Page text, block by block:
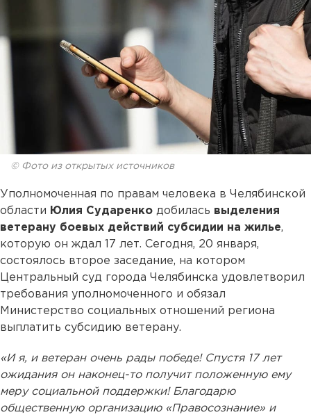
© Фото из открытых источников
Уполномоченная по правам человека в Челябинской
области Юлия Сударенко добилась выделения
ветерану боевых действий субсидии на жилье,
которую он ждал 17 лет. Сегодня, 20 января,
состоялось второе заседание, на котором
Центральный суд города Челябинска удовлетворил
требования уполномоченного и обязал
Министерство социальных отношений региона
выплатить субсидию ветерану.
«И я, и ветеран очень рады победе! Спустя 17 лет
ожидания он наконец-то получит положенную ему
меру социальной поддержки! Благодарю
общественную организацию «Правосознание» и